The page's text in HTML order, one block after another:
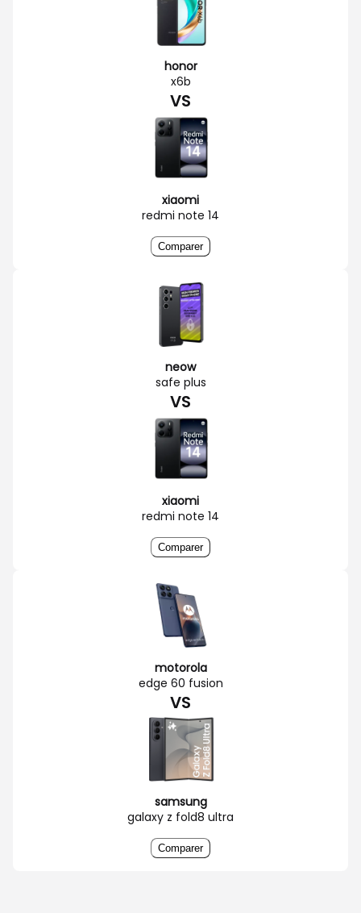
honor
x6b
VS
xiaomi
redmi note 14
Comparer
neow
safe plus
VS
xiaomi
redmi note 14
Comparer
motorola
edge 60 fusion
VS
samsung
galaxy z fold8 ultra
Comparer